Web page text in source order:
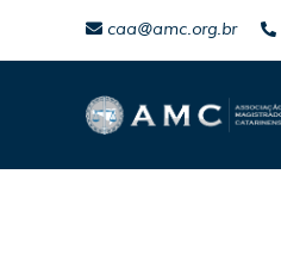
conteúdo
caa@amc.org.br